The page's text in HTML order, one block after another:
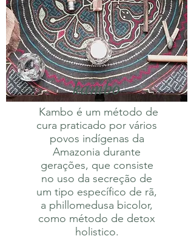
kambo
Kambo é um método de
cura praticado por vários
povos indígenas da
Amazonia durante
gerações, que consiste
no uso da secreção de
um tipo específico de rã,
a phillomedusa bicolor,
como método de detox
holistico.